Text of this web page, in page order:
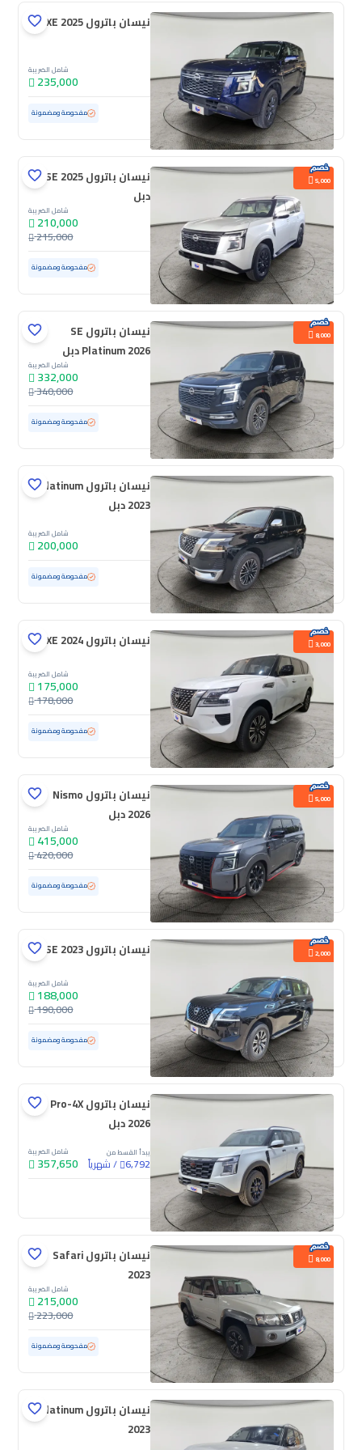
نيسان باترول XE 2025
شامل الضريبة
235,000
مستعملة 923 كم ممشى قليل مفحوصة ومضمونة
5,000
نيسان باترول SE 2025
دبل
شامل الضريبة
210,000
215,000
مستعملة 130,578 كم مفحوصة ومضمونة
8,000
نيسان باترول SE
Platinum 2026 دبل
شامل الضريبة
332,000
340,000
مستعملة 13,678 كم ممشى قليل مفحوصة ومضمونة
نيسان باترول Platinum
2023 دبل
شامل الضريبة
200,000
مستعملة 72,283 كم مفحوصة ومضمونة
3,000 نيسان باترول XE 2024
شامل الضريبة
175,000
178,000
مستعملة 52,930 كم مفحوصة ومضمونة
5,000
نيسان باترول Nismo
2026 دبل
شامل الضريبة
415,000
420,000
مستعملة 8,011 كم ممشى قليل مفحوصة ومضمونة
2,000 نيسان باترول SE 2023
شامل الضريبة
188,000
190,000
مستعملة 41,876 كم ممشى قليل مفحوصة ومضمونة
نيسان باترول Pro-4X
2026 دبل
يبدأ القسط من
6,792
/شهرياً
شامل الضريبة
357,650
جديدة
8,000
نيسان باترول Safari
2023
شامل الضريبة
215,000
223,000
مستعملة 52,051 كم مفحوصة ومضمونة
نيسان باترول Platinum
2023